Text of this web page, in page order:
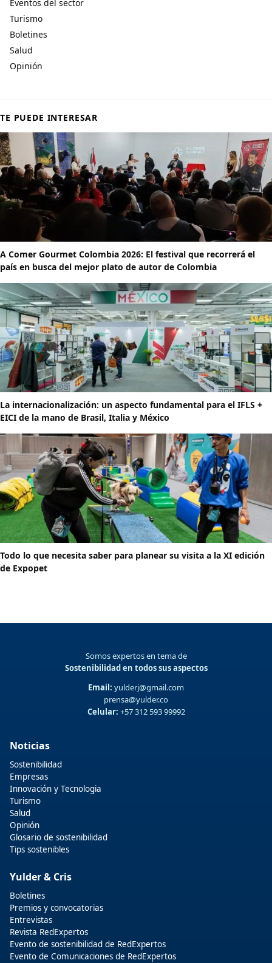
Eventos del sector
Turismo
Boletines
Salud
Opinión
TE PUEDE INTERESAR
A Comer Gourmet Colombia 2026: El festival que recorrerá el
país en busca del mejor plato de autor de Colombia
La internacionalización: un aspecto fundamental para el IFLS +
EICI de la mano de Brasil, Italia y México
Todo lo que necesita saber para planear su visita a la XI edición
de Expopet
Somos expertos en tema de
Sostenibilidad en todos sus aspectos
Email: yulderj@gmail.com
prensa@yulder.co
Celular: +57 312 593 99992
Noticias
Sostenibilidad
Empresas
Innovación y Tecnologia
Turismo
Salud
Opinión
Glosario de sostenibilidad
Tips sostenibles
Yulder & Cris
Boletines
Premios y convocatorias
Entrevistas
Revista RedExpertos
Evento de sostenibilidad de RedExpertos
Evento de Comunicaciones de RedExpertos